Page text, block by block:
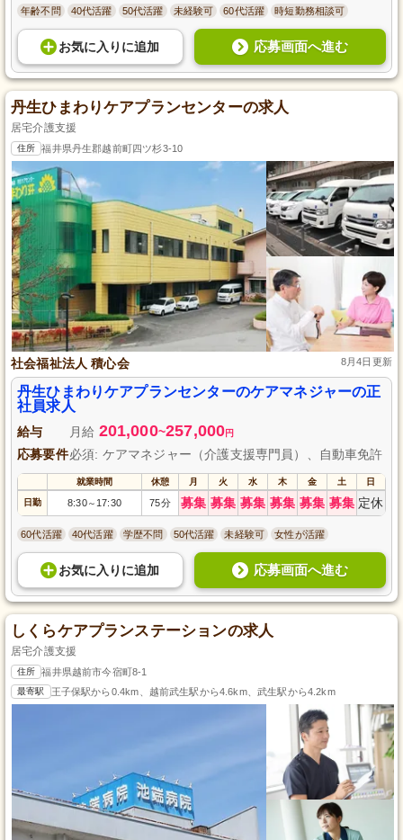
年齢不問 40代活躍 50代活躍 未経験可 60代活躍 時短勤務相談可
お気に入り に追加 応募画面へ進む
丹生ひまわりケアプランセンターの求人
居宅介護支援
住所 福井県丹生郡越前町四ツ杉3-10
社会福祉法人 積心会 8月4日更新
丹生ひまわりケアプランセンターのケアマネジャーの正
社員求人
給与 月給 201,000~257,000円
応募要件必須: ケアマネジャー（介護支援専門員）、自動車免許
就業時間 休憩 月 火 水 木 金 土 日
日勤 8:30～ 17:30 75分 募集 募集 募集 募集 募集 募集 定休
60代活躍 40代活躍 学歴不問 50代活躍 未経験可 女性が活躍
お気に入り に追加 応募画面へ進む
しくらケアプランステーションの求人
居宅介護支援
住所 福井県越前市今宿町8-1
最寄駅 王子保駅から0.4km、越前武生駅から4.6km、武生駅から4.2km